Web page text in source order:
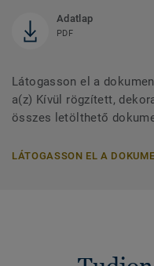
Adatlap
PDF
Látogasson el a
a(z) Kívül rögzített,
összes letölthető
LÁTOGASSON EL A